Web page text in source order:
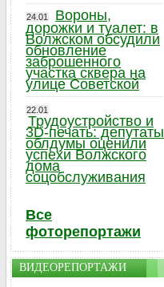
24.01
Вороны,
дорожки и туалет: в
Волжском обсудили
обновление
заброшенного
участка сквера на
улице Советской
22.01
Трудоустройство и
3D-печать: депутаты
облдумы оценили
успехи Волжского
дома
соцобслуживания
Все
фоторепортажи
ВИДЕОРЕПОРТАЖИ